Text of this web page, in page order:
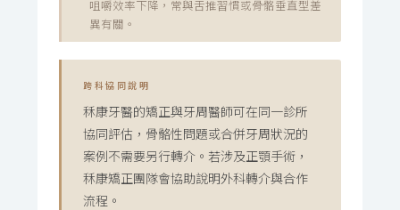
咀嚼效率下降，常與舌推習慣或骨骼垂直型差
異有關。
跨科協同說明
秝康牙醫的矯正與牙周醫師可在同一診所
協同評估，骨骼性問題或合併牙周狀況的
案例不需要另行轉介。若涉及正顎手術，
秝康矯正團隊會協助說明外科轉介與合作
流程。